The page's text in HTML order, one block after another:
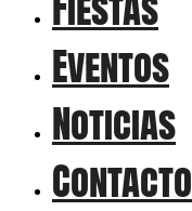
Eventos
Noticias
Contacto